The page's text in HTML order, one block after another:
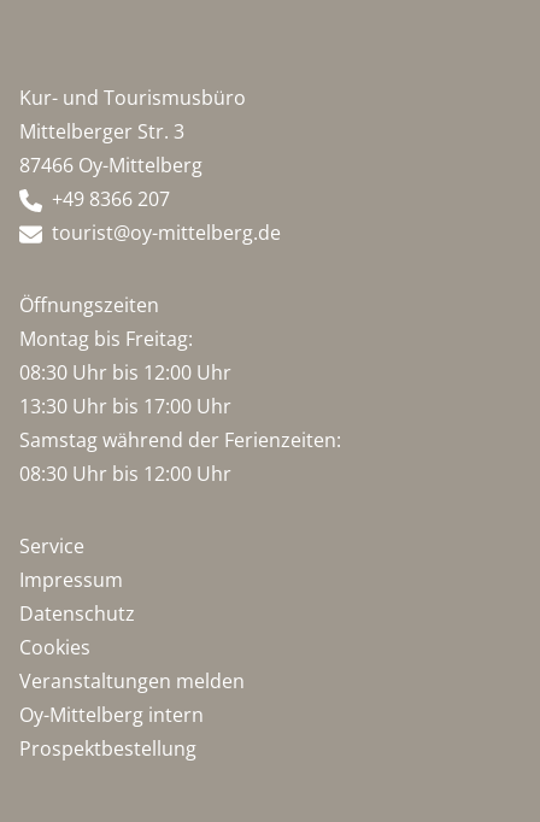
Kur- und Tourismusbüro
Mittelberger Str. 3
87466 Oy-Mittelberg
+49 8366 207
tourist@oy-mittelberg.de
Öffnungszeiten
Montag bis Freitag:
08:30 Uhr bis 12:00 Uhr
13:30 Uhr bis 17:00 Uhr
Samstag während der Ferienzeiten:
08:30 Uhr bis 12:00 Uhr
Service
Impressum
Datenschutz
Cookies
Veranstaltungen melden
Oy-Mittelberg intern
Prospektbestellung